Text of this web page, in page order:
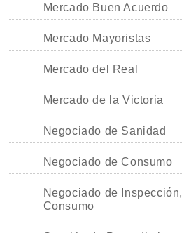
Mercado Buen Acuerdo
Mercado Mayoristas
Mercado del Real
Mercado de la Victoria
Negociado de Sanidad
Negociado de Consumo
Negociado de
Consumo